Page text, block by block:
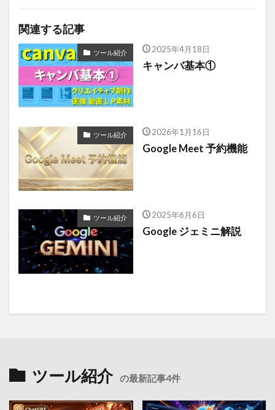
関連する記事
ツール紹介 2025年4月18日
キャンバ基本①
ツール紹介 2026年1月16日
Google Meet 予約機能
ツール紹介 2025年6月6日
Google ジェミニ解説
ツール紹介 の最新記事4件